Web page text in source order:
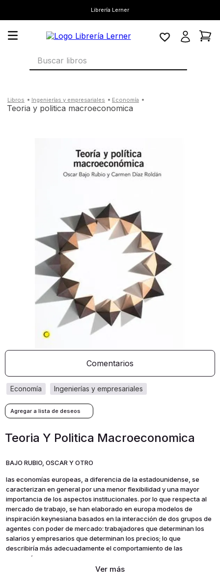
Librería Lerner
Buscar libros
ingenierías y empresariales economía
teoria y politica macroeconomica
Comentarios
ingenierías y empresariales
economía
Teoria Y Politica Macroeconomica
BAJO RUBIO, OSCAR Y OTRO
las economías europeas, a diferencia de la estadounidense, se
caracterizan en general por una menor flexibilidad y una mayor
importancia de los aspectos institucionales. por lo que respecta al
mercado de trabajo, se han elaborado en europa modelos de
inspiración keynesiana basados en la interacción de dos grupos de
agentes con poder de mercado: trabajadores que determinan los
salarios y empresarios que determinan los precios; lo que
describiría más adecuadamente el comportamiento de las
economías europeas.